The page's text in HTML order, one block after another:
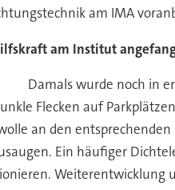
am IMA
am Institut
Damals wurde noch in
Flecken auf
an den
Ein häufiger
Weiterentwicklung